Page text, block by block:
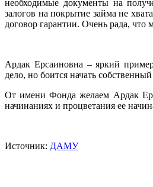
необходимые документы на
залогов на покрытие займа не
договор гарантии. Очень рада, что
Ардак Ерсаиновна – яркий
дело, но боится начать
От имени Фонда желаем Ардак
начинаниях и процветания ее
Источник: ДАМУ